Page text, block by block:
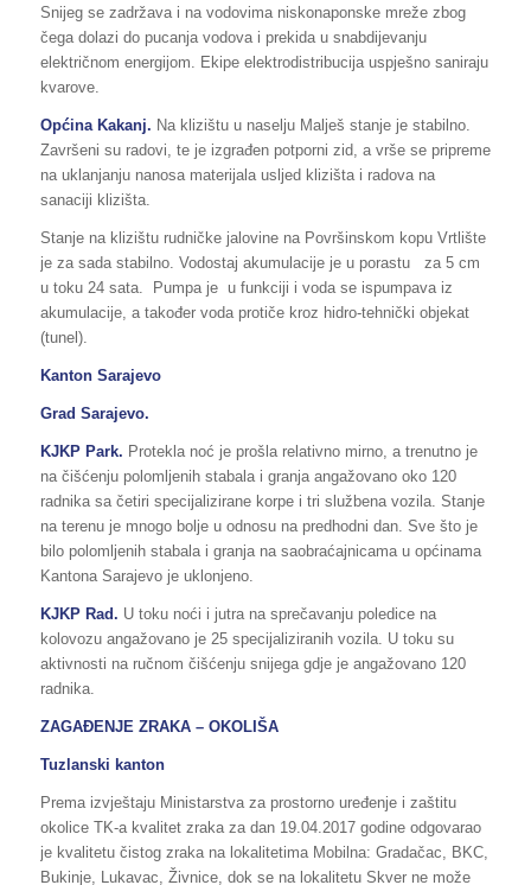
Snijeg se zadržava i na vodovima niskonaponske mreže zbog
čega dolazi do pucanja vodova i prekida u snabdijevanju
električnom energijom. Ekipe elektrodistribucija uspješno saniraju
kvarove.
Općina Kakanj. Na klizištu u naselju Malješ stanje je stabilno.
Završeni su radovi, te je izgrađen potporni zid, a vrše se pripreme
na uklanjanju nanosa materijala usljed klizišta i radova na
sanaciji klizišta.
Stanje na klizištu rudničke jalovine na Površinskom kopu Vrtlište
je za sada stabilno. Vodostaj akumulacije je u porastu za 5 cm
u toku 24 sata. Pumpa je u funkciji i voda se ispumpava iz
akumulacije, a također voda protiče kroz hidro-tehnički objekat
(tunel).
Kanton Sarajevo
Grad Sarajevo.
KJKP Park. Protekla noć je prošla relativno mirno, a trenutno je
na čišćenju polomljenih stabala i granja angažovano oko 120
radnika sa četiri specijalizirane korpe i tri službena vozila. Stanje
na terenu je mnogo bolje u odnosu na predhodni dan. Sve što je
bilo polomljenih stabala i granja na saobraćajnicama u općinama
Kantona Sarajevo je uklonjeno.
KJKP Rad. U toku noći i jutra na sprečavanju poledice na
kolovozu angažovano je 25 specijaliziranih vozila. U toku su
aktivnosti na ručnom čišćenju snijega gdje je angažovano 120
radnika.
ZAGAĐENJE ZRAKA – OKOLIŠA
Tuzlanski kanton
Prema izvještaju Ministarstva za prostorno uređenje i zaštitu
okolice TK-a kvalitet zraka za dan 19.04.2017 godine odgovarao
je kvalitetu čistog zraka na lokalitetima Mobilna: Gradačac, BKC,
Bukinje, Lukavac, Živnice, dok se na lokalitetu Skver ne može